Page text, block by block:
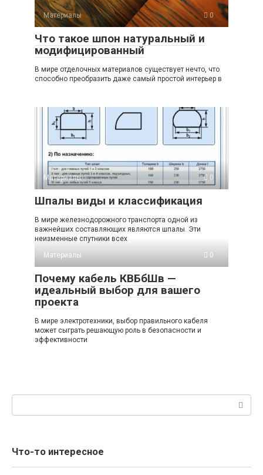
Материалы 0
Что такое шпон натуральный и
модифицированный
В мире отделочных материалов существует нечто, что
способно преобразить даже самый простой интерьер в
Материалы 0
Шпалы виды и классификация
В мире железнодорожного транспорта одной из
важнейших составляющих являются шпалы. Эти
неизменные спутники всех
Материалы
0
Почему кабель КВБбШв —
идеальный выбор для вашего
проекта
В мире электротехники, выбор правильного кабеля
может сыграть решающую роль в безопасности и
эффективности
Что-то интересное